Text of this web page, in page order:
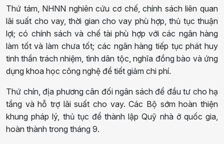
Thứ tám, NHNN nghiên cứu cơ chế, chính sách liên quan
lãi suất cho vay, thời gian cho vay phù hợp, thủ tục thuận
lợi; có chính sách và chế tài phù hợp với các ngân hàng
làm tốt và làm chưa tốt; các ngân hàng tiếp tục phát huy
tinh thần trách nhiệm, tình dân tộc, nghĩa đồng bào và ứng
dụng khoa học công nghệ để tiết giảm chi phí.
Thứ chín, địa phương cân đối ngân sách để đầu tư cho hạ
tầng và hỗ trợ lãi suất cho vay. Các Bộ sớm hoàn thiện
khung pháp lý, thủ tục để thành lập Quỹ nhà ở quốc gia,
hoàn thành trong tháng 9.